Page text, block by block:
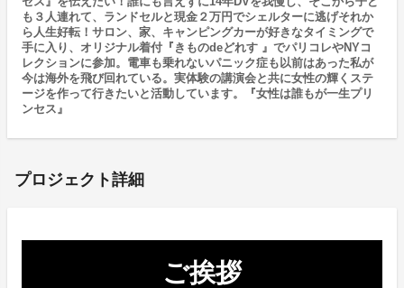
も３人連れて、ランドセルと現金２万円でシェルターに逃げそれか
ら人生好転！サロン、家、キャンピングカーが好きなタイミングで
手に入り、オリジナル着付『きものdeどれす 』でパリコレやNYコ
レクションに参加。電車も乗れないパニック症も以前はあった私が
今は海外を飛び回れている。実体験の講演会と共に女性の輝くステ
ージを作って行きたいと活動しています。『女性は誰もが一生プリ
ンセス』
プロジェクト詳細
ご挨拶